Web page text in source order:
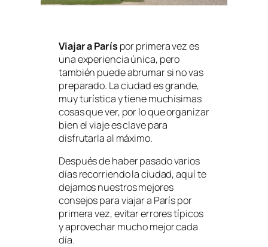
Viajar a Paríspor primera vez es
una experiencia única, pero
también puede abrumar si no vas
preparado. La ciudad es grande,
muy turística y tiene muchísimas
cosas que ver, por lo que organizar
bien el viaje es clave para
disfrutarla al máximo.
Después de haber pasado varios
días recorriendo la ciudad, aquí te
dejamos nuestros mejores
consejos para viajar a París por
primera vez, evitar errores típicos
y aprovechar mucho mejor cada
día.